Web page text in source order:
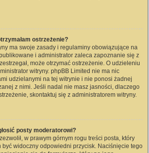
ostrzeżenie?
ma swoje zasady i regulaminy obowiązujące na
i administrator zaleca zapoznanie się z
może otrzymać ostrzeżenie. O udzieleniu
witryny. phpBB Limited nie ma nic
udzielanymi na tej witrynie i nie ponosi żadnej
z nimi. Jeśli nadal nie masz jasności, dlaczego
skontaktuj się z administratorem witryny.
posty moderatorowi?
w prawym górnym rogu treści posta, który
być widoczny odpowiedni przycisk. Naciśnięcie tego